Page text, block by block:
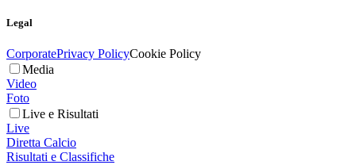
Legal
CorporatePrivacy PolicyCookie Policy
Media
Video
Foto
Live e Risultati
Live
Diretta Calcio
Risultati e Classifiche